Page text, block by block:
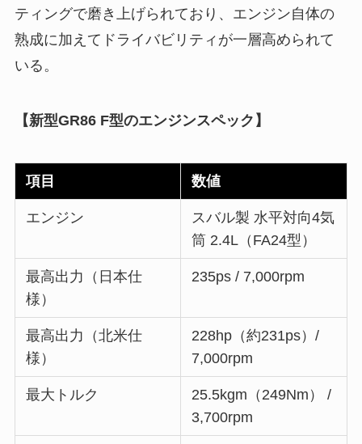
ティングで磨き上げられており、エンジン自体の
熟成に加えてドライバビリティが一層高められて
いる。
【新型GR86 F型のエンジンスペック】
項目 数値
エンジン
スバル製 水平対向4気
筒 2.4L（FA24型）
最高出力（日本仕
様）
235ps / 7,000rpm
最高出力（北米仕
様）
228hp（約231ps）/
7,000rpm
最大トルク
25.5kgm（249Nm） /
3,700rpm